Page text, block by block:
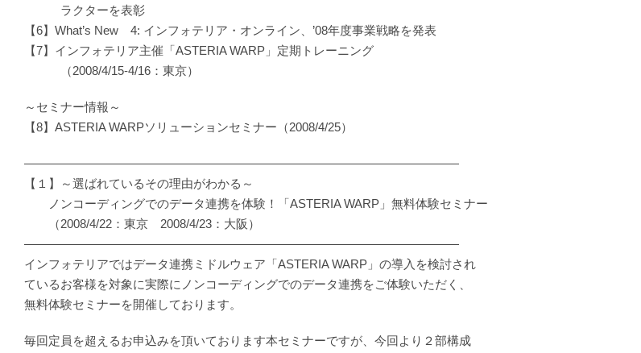
ラクターを表彰
【6】What’s New 4: インフォテリア・オンライン、’08年度事業戦略を発表
【7】インフォテリア主催「ASTERIA WARP」定期トレーニング
（2008/4/15-4/16：東京）
～セミナー情報～
【8】ASTERIA WARPソリューションセミナー（2008/4/25）
――――――――――――――――――――――――――――――――――――
【１】～選ばれているその理由がわかる～
ノンコーディングでのデータ連携を体験！「ASTERIA WARP」無料体験セミナー
（2008/4/22：東京 2008/4/23：大阪）
――――――――――――――――――――――――――――――――――――
インフォテリアではデータ連携ミドルウェア「ASTERIA WARP」の導入を検討され
ているお客様を対象に実際にノンコーディングでのデータ連携をご体験いただく、
無料体験セミナーを開催しております。
毎回定員を超えるお申込みを頂いております本セミナーですが、今回より２部構成